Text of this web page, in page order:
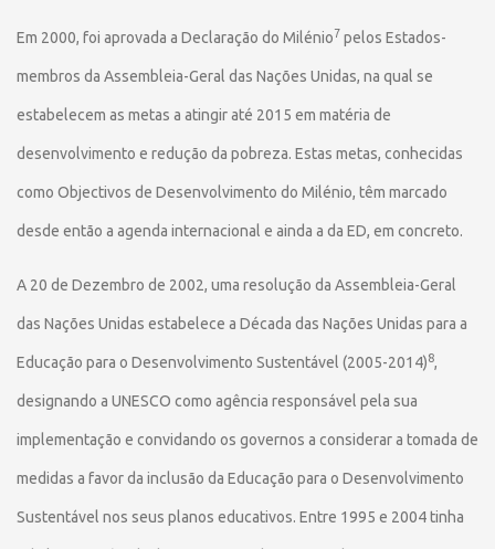
Em 2000, foi aprovada a Declaração do Milénio7 pelos Estados-
membros da Assembleia-Geral das Nações Unidas, na qual se
estabelecem as metas a atingir até 2015 em matéria de
desenvolvimento e redução da pobreza. Estas metas, conhecidas
como Objectivos de Desenvolvimento do Milénio, têm marcado
desde então a agenda internacional e ainda a da ED, em concreto.
A 20 de Dezembro de 2002, uma resolução da Assembleia-Geral
das Nações Unidas estabelece a Década das Nações Unidas para a
Educação para o Desenvolvimento Sustentável (2005-2014)8,
designando a UNESCO como agência responsável pela sua
implementação e convidando os governos a considerar a tomada de
medidas a favor da inclusão da Educação para o Desenvolvimento
Sustentável nos seus planos educativos. Entre 1995 e 2004 tinha